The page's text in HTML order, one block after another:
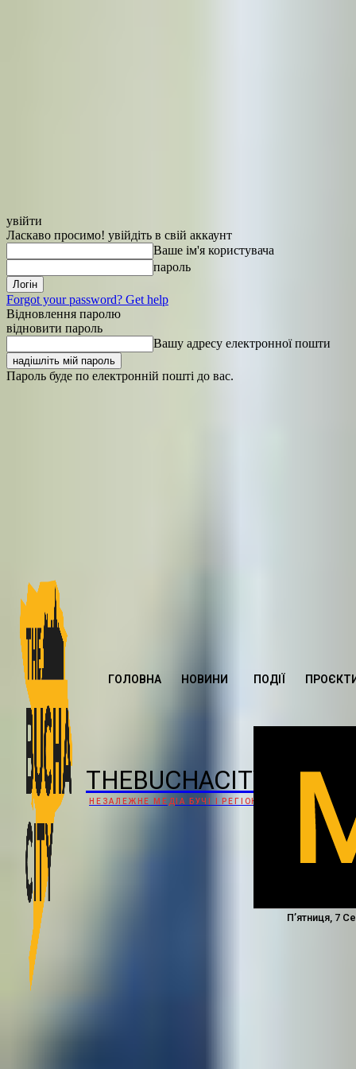
увійти
Ласкаво просимо! увійдіть в свій аккаунт
Ваше ім'я користувача
пароль
Forgot your password? Get help
Відновлення паролю
відновити пароль
Вашу адресу електронної пошти
Пароль буде по електронній пошті до вас.
THEBUCHACITY
НЕЗАЛЕЖНЕ МЕДІА БУЧІ І РЕГІОНУ
ГОЛОВНА НОВИНИ ПОДІЇ
П’ятниця, 7